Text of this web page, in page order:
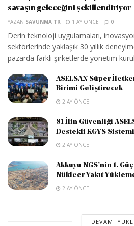
savaşın geleceğini şekillendiriyor
YAZAN SAVUNMA TR 1 AY ÖNCE 0
Derin teknoloji uygulamaları,
sektörlerinde yaklaşık 30 yıllık
pazarda farklı şirketlerde yönetim
ASELSAN Süper
Birimi Geliştirecek
2 AY ÖNCE
81 İlin Güvenliği
Destekli KGYS
2 AY ÖNCE
Akkuyu NGS’nin 1.
Nükleer Yakıt
2 AY ÖNCE
DEVAMI